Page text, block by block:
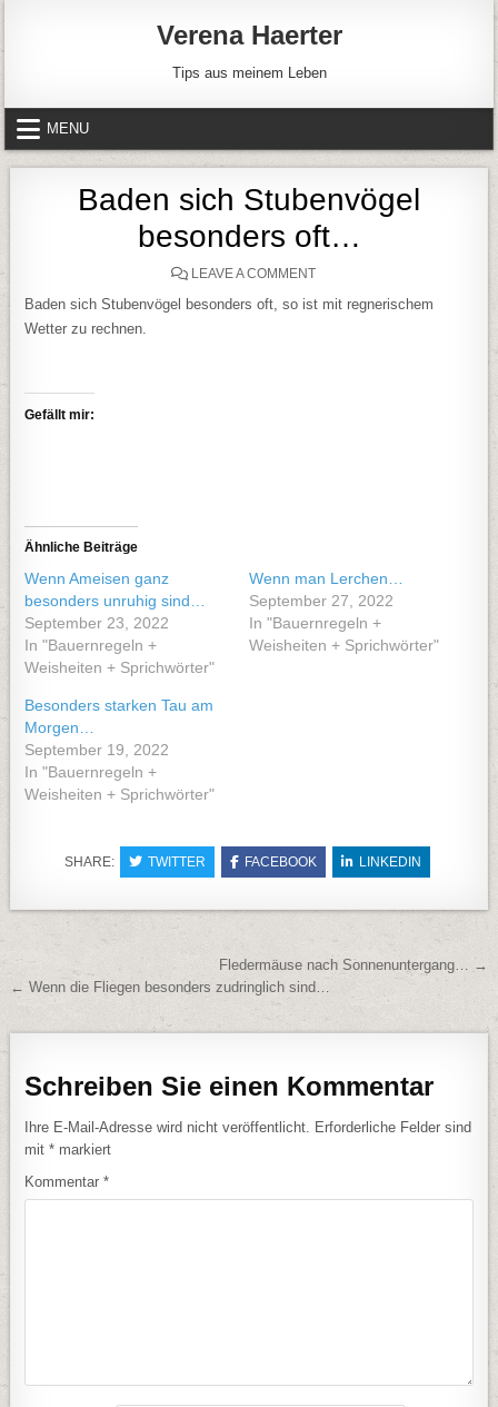
Verena Haerter
Tips aus meinem Leben
MENU
Baden sich Stubenvögel
besonders oft…
LEAVE A COMMENTON BADEN SICH
Baden sich Stubenvögel besonders oft, so ist mit regnerischem
Wetter zu rechnen.
Gefällt mir:
Ähnliche Beiträge
Wenn Ameisen ganz
besonders unruhig sind…
September 23, 2022
In "Bauernregeln +
Weisheiten + Sprichwörter"
Wenn man Lerchen…
September 27, 2022
In "Bauernregeln +
Weisheiten + Sprichwörter"
Besonders starken Tau am
Morgen…
September 19, 2022
In "Bauernregeln +
Weisheiten + Sprichwörter"
SHARE: TWITTER FACEBOOK LINKEDIN
BeitragsnavigationFledermäuse nach Sonnenuntergang… →
← Wenn die Fliegen besonders zudringlich sind…
Schreiben Sie einen Kommentar
Ihre E-Mail-Adresse wird nicht veröffentlicht.
Erforderliche Felder sind
mit* markiert
Kommentar*